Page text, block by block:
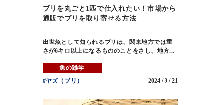
ブリを丸ごと1匹で仕入れたい！市場から
通販でブリを取り寄せる方法
出世魚として知られるブリは、関東地方では重
さが6キロ以上になるもののことをさし、地方...
魚の雑学
#ヤズ（ブリ）
2024 / 9 / 21